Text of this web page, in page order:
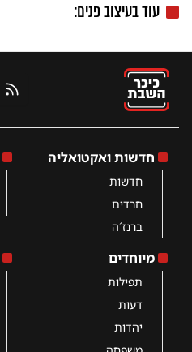
עוד בעיצוב פנים:
RSS
חדשות ואקטואליה
חדשות
חרדים
ברנז´ה
מיוחדים
תפילות
דעות
יהדות